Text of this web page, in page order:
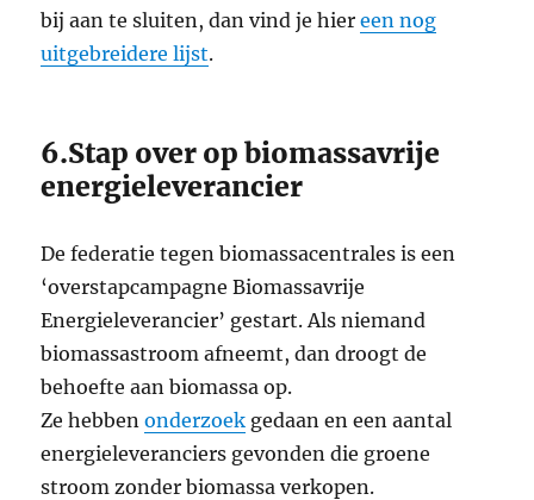
bij aan te sluiten, dan vind je hiereen nog
uitgebreidere lijst.
6.Stap over op biomassavrije
energieleverancier
De federatie tegen biomassacentrales is een
‘overstapcampagne Biomassavrije
Energieleverancier’ gestart. Als niemand
biomassastroom afneemt, dan droogt de
behoefte aan biomassa op.
Ze hebbenonderzoek gedaan en een aantal
energieleveranciers gevonden die groene
stroom zonder biomassa verkopen.